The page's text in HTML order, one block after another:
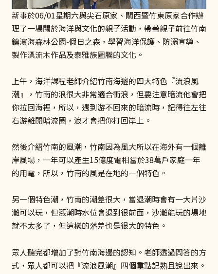
新事於06/01星期六與尖石原家、關西暨竹東原家合作辦
理了一場關於海洋與文化的親子活動，帶著親子前往竹南
鎮濱海森林公園-假日之森，學習海洋保護、防溺宣導、
製作漂流木作品及泰雅族圖騰的文化。
上午，海洋課程老師介紹竹南海邊的四大特色『流浪風
潮』，竹南的浪很大非常適合衝浪，但要注意暗流他會把
你拉回海裡，所以，遇到游不回來的暗流時，記得往左往
右游離開暗流圈，浪才會把你打回岸上。
然後介紹竹南的風潮，竹南因為風大所以在海外有一個離
岸風場，一年可以產生15億度電相當於38萬戶家庭一年
的用電，所以，竹南的風是在地的一個特色。
另一個特色潮，竹南的潮差很大，當退潮時會有一大片沙
灘可以玩，但漲潮時水位會退到很前面，沙灘能玩的場地
就不太多了，但這樣的落差也是很大的特色。
眾人聽完都增加了對竹南海邊的認知。老師透過問答的方
式，眾人都可以把『流浪風潮』四個重點記熟且說出來。